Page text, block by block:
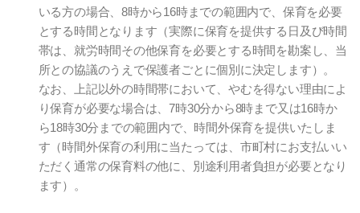
いる方の場合、8時から16時までの範囲内で、保育を必要
とする時間となります（実際に保育を提供する日及び時間
帯は、就労時間その他保育を必要とする時間を勘案し、当
所との協議のうえで保護者ごとに個別に決定します）。
なお、上記以外の時間帯において、やむを得ない理由によ
り保育が必要な場合は、7時30分から8時まで又は16時か
ら18時30分までの範囲内で、時間外保育を提供いたしま
す（時間外保育の利用に当たっては、市町村にお支払いい
ただく通常の保育料の他に、別途利用者負担が必要となり
ます）。